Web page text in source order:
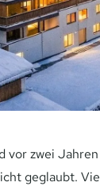
vor zwei
geglaubt.